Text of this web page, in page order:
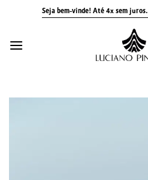
Seja bem-vinde! Até 4x sem juros.